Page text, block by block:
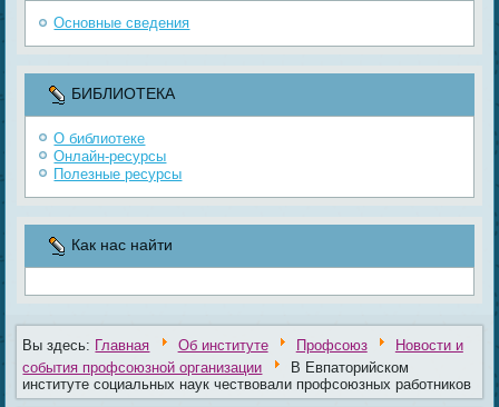
Основные сведения
БИБЛИОТЕКА
О библиотеке
Онлайн-ресурсы
Полезные ресурсы
Как нас найти
Вы здесь: Главная Об институте Профсоюз
Новости и
события профсоюзной организации
В Евпаторийском
институте социальных наук чествовали профсоюзных работников